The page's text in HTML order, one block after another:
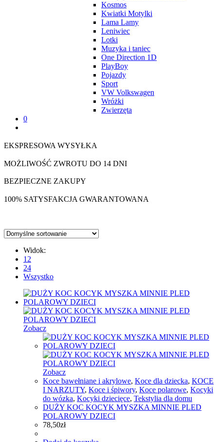
Kosmos
Kwiatki Motylki
Lama Lamy
Leniwiec
Lotki
Muzyka i taniec
One Direction 1D
PlayBoy
Pojazdy
Sport
VW Volkswagen
Wróżki
Zwierzęta
0
EKSPRESOWA WYSYŁKA
MOŻLIWOŚĆ ZWROTU DO 14 DNI
BEZPIECZNE ZAKUPY
100% SATYSFAKCJA GWARANTOWANA
Widok:
12
24
Wszystko
Zobacz
Zobacz
Koce bawełniane i akrylowe, Koce dla dziecka, KOCE
I NARZUTY, Koce i śpiwory, Koce polarowe, Kocyki
do wózka, Kocyki dziecięce, Tekstylia dla domu
DUŻY KOC KOCYK MYSZKA MINNIE PLED
POLAROWY DZIECI
78,50zł